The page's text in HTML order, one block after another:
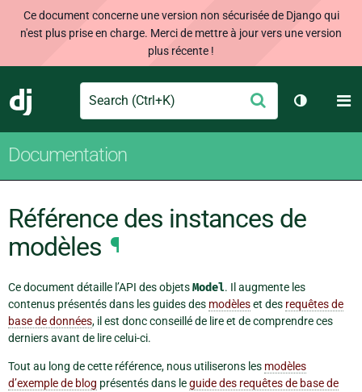
Ce document concerne une version non sécurisée de Django qui
n'est plus prise en charge. Merci de mettre à jour vers une version
plus récente !
Django
Search Envoyer
Changer
Documentation
Référence des instances de
modèles ¶
Ce document détaille l’API des objetsModel. Il augmente les
contenus présentés dans les guides des modèleset des requêtes de
base de données, il est donc conseillé de lire et de comprendre ces
derniers avant de lire celui-ci.
Tout au long de cette référence, nous utiliserons les modèles
d’exemple de blog présentés dans leguide des requêtes de base de